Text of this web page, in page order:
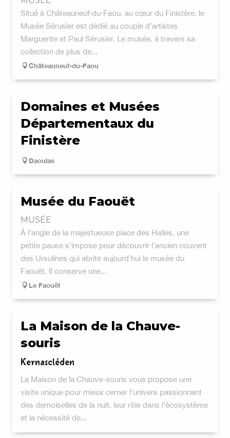
Situé à Châteauneuf‑du‑Faou, au cœur du Finistère, le
Musée Sérusier est dédié au couple d’artistes
Marguerite et Paul Sérusier. Le musée, à travers sa
collection de plus de...
Châteauneuf-du-Faou
Domaines et Musées
Départementaux du
Finistère
Daoulas
Musée du Faouët
MUSÉE
Á l’angle de la majestueuse place des Halles, une
petite pause s’impose pour découvrir l’ancien couvent
des Ursulines qui abrite aujourd’hui le musée du
Faouët. Il conserve une...
Le Faouët
La Maison de la Chauve-
souris
Kernascléden
La Maison de la Chauve-souris vous propose une
visite unique pour mieux cerner l’univers passionnant
des demoiselles de la nuit, leur rôle dans l’écosystème
et la nécessité de...